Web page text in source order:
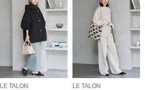
LE TALON
LE TALON